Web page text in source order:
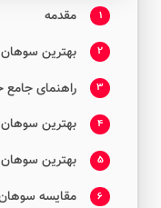
1 مقدمه
2 بهترین
3 راهنمای
4 بهترین
5 بهترین
6 مقایسه